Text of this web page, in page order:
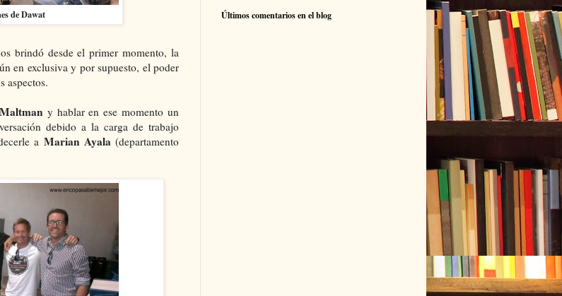
de Dawat
brindó desde el primer momento, la
en exclusiva y por supuesto, el poder
aspectos.
y hablar en ese momento un
debido a la carga de trabajo
a Marian Ayala(departamento
Últimos comentarios en el blog